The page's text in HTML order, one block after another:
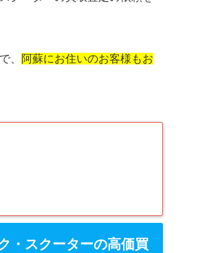
、 阿蘇にお住いのお客様もお
・スクーターの高価買